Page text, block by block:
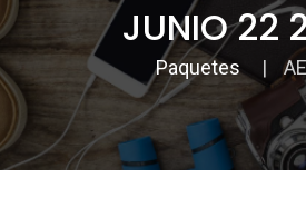
JUNIO 22
Paquetes